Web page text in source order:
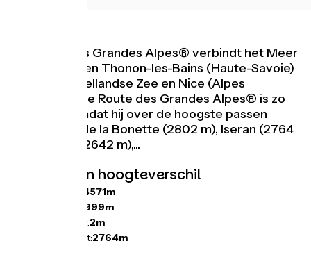
De Route des Grandes Alpes® verbindt het Meer
van Genève en Thonon-les-Bains (Haute-Savoie)
met de Middellandse Zee en Nice (Alpes
Maritimes). De Route des Grandes Alpes® is zo
genoemd omdat hij over de hoogste passen
loopt: Cime de la Bonette (2802 m), Iseran (2764
m), Galibier (2642 m),...
Hellingen en hoogteverschil
44571m
44999m
Laagste punt:2m
Hoogste punt:2764m